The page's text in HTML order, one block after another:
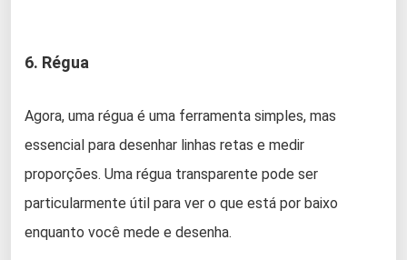
6. Régua
Agora, uma régua é uma ferramenta simples, mas
essencial para desenhar linhas retas e medir
proporções. Uma régua transparente pode ser
particularmente útil para ver o que está por baixo
enquanto você mede e desenha.